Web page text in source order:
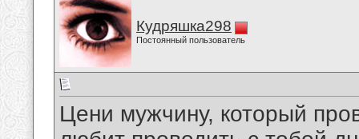
Кудряшка298
Постоянный пользователь
Цени мужчину, который